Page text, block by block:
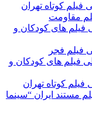
کوتاه تهران
مقاومت
فیلم های کودکان و
فیلم فجر
فیلم های کودکان و
کوتاه تهران
مستند ایران “سینما